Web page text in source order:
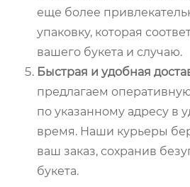
еще более
упаковку, которая
вашего букета и случаю.
Быстрая и удобная
предлагаем
по указанному адресу в
время. Наши курьеры
ваш заказ, сохранив
букета.